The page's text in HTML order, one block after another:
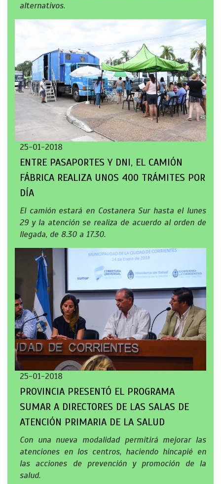
alternativos.
25-01-2018
ENTRE PASAPORTES Y DNI, EL CAMIÓN
FÁBRICA REALIZA UNOS 400 TRÁMITES POR
DÍA
El camión estará en Costanera Sur hasta el lunes
29 y la atención se realiza de acuerdo al orden de
llegada, de 8.30 a 17.30.
25-01-2018
PROVINCIA PRESENTÓ EL PROGRAMA
SUMAR A DIRECTORES DE LAS SALAS DE
ATENCIÓN PRIMARIA DE LA SALUD
Con una nueva modalidad permitirá mejorar las
atenciones en los centros, haciendo hincapié en
las acciones de prevención y promoción de la
salud.